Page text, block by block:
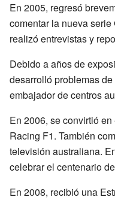
En 2005, regresó
comentar la nueva serie
realizó entrevistas y
Debido a años de
desarrolló problemas
embajador de centros
En 2006, se convirtió
Racing F1. También
televisión australiana.
celebrar el centenario
En 2008, recibió una